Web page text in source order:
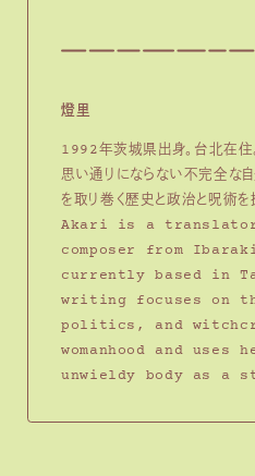
燈里
1992年茨城県出身。台北在住
思い通りにならない不完全な
を取り巻く歴史と政治と呪術を
Akari is a
composer from
currently based in
writing focuses on
politics, and
womanhood and uses
unwieldy body as a